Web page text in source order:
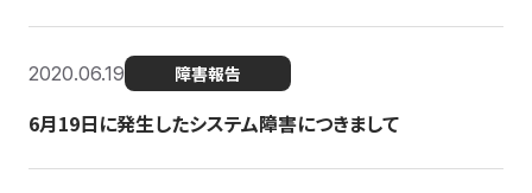
2020.06.19 障害報告
6月19日に発生したシステム障害につきまして